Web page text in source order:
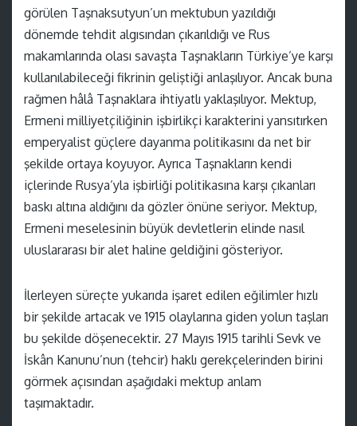
görülen Taşnaksutyun’un mektubun yazıldığı
dönemde tehdit algısından çıkarıldığı ve Rus
makamlarında olası savaşta Taşnakların Türkiye’ye karşı
kullanılabileceği fikrinin geliştiği anlaşılıyor. Ancak buna
rağmen hâlâ Taşnaklara ihtiyatlı yaklaşılıyor. Mektup,
Ermeni milliyetçiliğinin işbirlikçi karakterini yansıtırken
emperyalist güçlere dayanma politikasını da net bir
şekilde ortaya koyuyor. Ayrıca Taşnakların kendi
içlerinde Rusya’yla işbirliği politikasına karşı çıkanları
baskı altına aldığını da gözler önüne seriyor. Mektup,
Ermeni meselesinin büyük devletlerin elinde nasıl
uluslararası bir alet haline geldiğini gösteriyor.
İlerleyen süreçte yukarıda işaret edilen eğilimler hızlı
bir şekilde artacak ve 1915 olaylarına giden yolun taşları
bu şekilde döşenecektir. 27 Mayıs 1915 tarihli Sevk ve
İskân Kanunu’nun (tehcir) haklı gerekçelerinden birini
görmek açısından aşağıdaki mektup anlam
taşımaktadır.